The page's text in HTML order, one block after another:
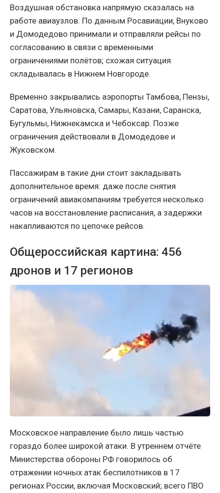
Воздушная обстановка напрямую сказалась на
работе авиаузлов. По данным Росавиации, Внуково
и Домодедово принимали и отправляли рейсы по
согласованию в связи с временными
ограничениями полётов; схожая ситуация
складывалась в Нижнем Новгороде.
Временно закрывались аэропорты Тамбова, Пензы,
Саратова, Ульяновска, Самары, Казани, Саранска,
Бугульмы, Нижнекамска и Чебоксар. Позже
ограничения действовали в Домодедове и
Жуковском.
Пассажирам в такие дни стоит закладывать
дополнительное время: даже после снятия
ограничений авиакомпаниям требуется несколько
часов на восстановление расписания, а задержки
накапливаются по цепочке рейсов.
Общероссийская картина: 456
дронов и 17 регионов
Московское направление было лишь частью
гораздо более широкой атаки. В утреннем отчёте
Министерства обороны РФ говорилось об
отражении ночных атак беспилотников в 17
регионах России, включая Московский; всего ПВО